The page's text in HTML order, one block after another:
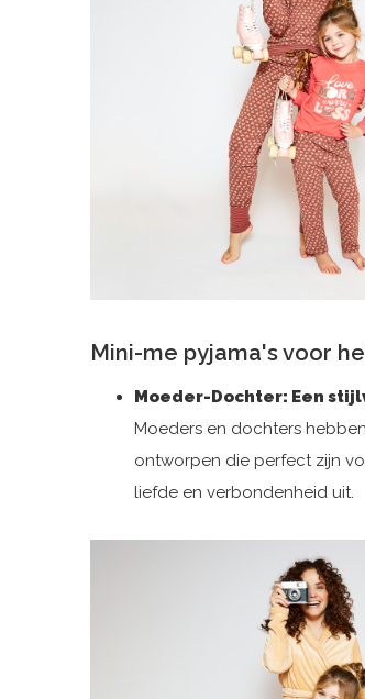
Mini-me pyjama's voor
Moeder-Dochter: Een
Moeders en dochters
ontworpen die perfect zijn
liefde en verbondenheid uit.